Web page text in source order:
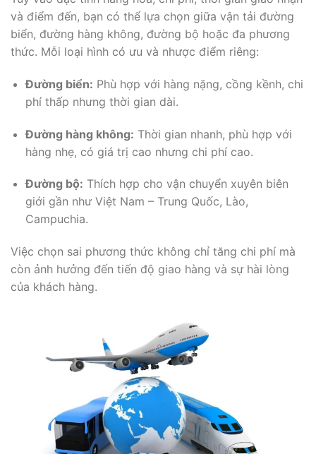
và điểm đến, bạn có thể lựa chọn giữa vận tải đường
biển, đường hàng không, đường bộ hoặc đa phương
thức. Mỗi loại hình có ưu và nhược điểm riêng:
Đường biển: Phù hợp với hàng nặng, cồng kềnh, chi
phí thấp nhưng thời gian dài.
Đường hàng không: Thời gian nhanh, phù hợp với
hàng nhẹ, có giá trị cao nhưng chi phí cao.
Đường bộ: Thích hợp cho vận chuyển xuyên biên
giới gần như Việt Nam – Trung Quốc, Lào,
Campuchia.
Việc chọn sai phương thức không chỉ tăng chi phí mà
còn ảnh hưởng đến tiến độ giao hàng và sự hài lòng
của khách hàng.